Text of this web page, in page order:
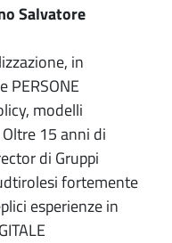
Salvatore
in
PERSONE
modelli
15 anni di
di Gruppi
fortemente
esperienze in